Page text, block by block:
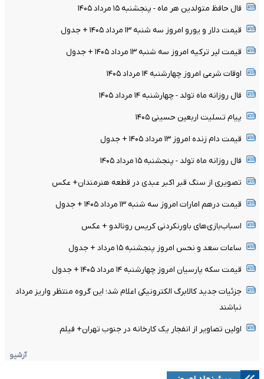
فال حافظ متولدین هر ماه - پنجشنبه ۱۵ مرداد ۱۴۰۵
قیمت دلار و یورو امروز سه شنبه ۱۳ مرداد ۱۴۰۵ + جدول
قیمت لیر ترکیه امروز سه شنبه ۱۳ مرداد ۱۴۰۵ + جدول
اوقات شرعی امروز چهارشنبه ۱۴ مرداد ۱۴۰۵
فال روزانه ماه تولد - چهارشنبه ۱۴ مرداد ۱۴۰۵
پیام تسلیت اربعین حسینی ۱۴۰۵
قیمت دام زنده امروز ۱۳ مرداد ۱۴۰۵ + جدول
فال روزانه ماه تولد - پنجشنبه ۱۵ مرداد ۱۴۰۵
تصویری از سنگ قبر اکبر عبدی در قطعه هنرمندان+ عکس
قیمت درهم امارات امروز سه شنبه ۱۳ مرداد ۱۴۰۵ + جدول
اسباب‌بازی‌های باورنکردنی کریس رونالدو + عکس
ساعات سعد و نحس امروز پنجشنبه ۱۵ مرداد + جدول
قیمت سکه پارسیان امروز چهارشنبه ۱۴ مرداد ۱۴۰۵ + جدول
جزئیات جدید کالابرگ الکترونیکی اعلام شد؛ این گروه منتظر واریز مرداد
نباشند
اولین تصاویر از انفجار یک کارخانه در جنوب تهران+ فیلم
آرشیو